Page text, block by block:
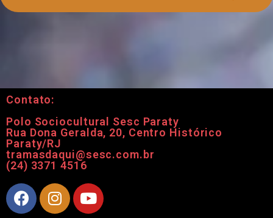
Contato:
Polo Sociocultural Sesc Paraty
Rua Dona Geralda, 20, Centro Histórico
Paraty/RJ
tramasdaqui@sesc.com.br
(24) 3371 4516